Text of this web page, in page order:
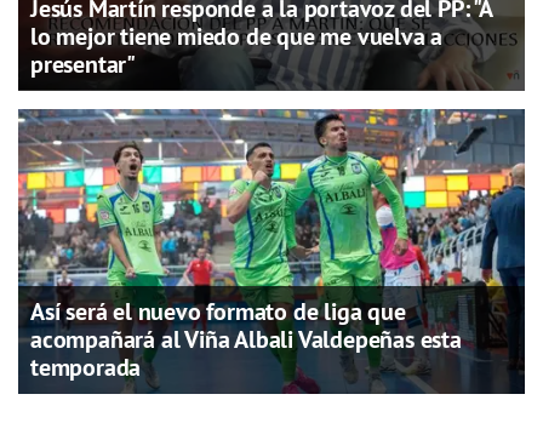
Jesús Martín responde a la portavoz del PP: "A
lo mejor tiene miedo de que me vuelva a
presentar"
Así será el nuevo formato de liga que
acompañará al Viña Albali Valdepeñas esta
temporada